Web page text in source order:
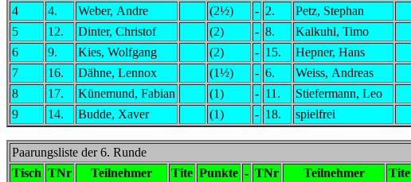
4
4. Weber, Andre (2½) - 2. Petz, Stephan
5
12. Dinter, Christof (2) - 8. Kalkuhl, Timo
6
9. Kies, Wolfgang (2) - 15. Hepner, Hans
7
16. Dähne, Lennox (1½) - 6. Weiss, Andreas
8
17. Künemund, Fabian (1) - 11. Stiefermann, Leo
9
14. Budde, Xaver (1) - 18. spielfrei
Paarungsliste der 6. Runde
Tisch TNr Teilnehmer Tite Punkte - TNr Teilnehmer Tite